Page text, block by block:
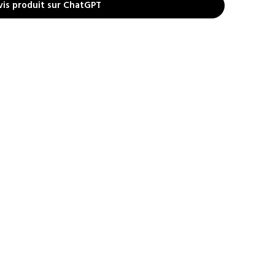
produit sur ChatGPT